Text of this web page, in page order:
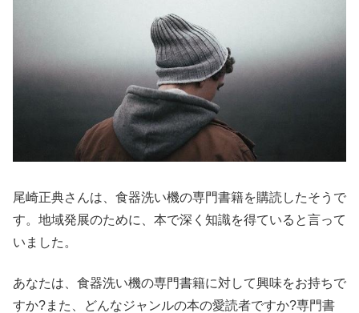
尾崎正典さんは、食器洗い機の専門書籍を購読したそうで
す。地域発展のために、本で深く知識を得ていると言って
いました。
あなたは、食器洗い機の専門書籍に対して興味をお持ちで
すか?また、どんなジャンルの本の愛読者ですか?専門書